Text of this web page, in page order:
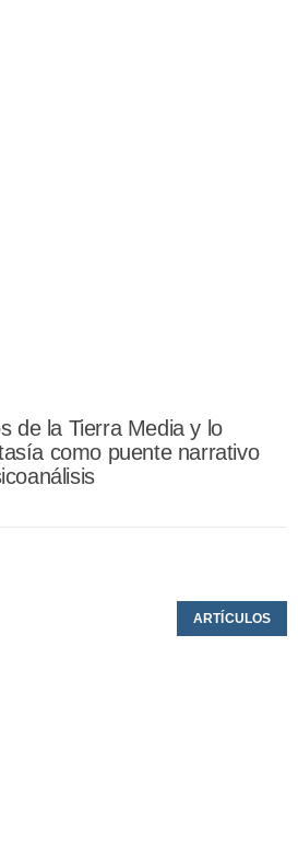
de la Tierra Media y lo
como puente narrativo
ARTÍCULOS